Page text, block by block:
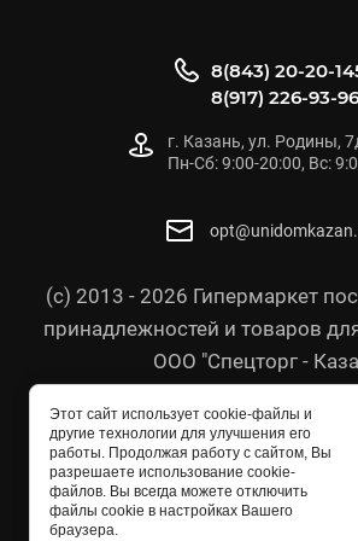
(с) 2013 - 2026 Гипермаркет
принадлежностей и товаров
ООО "Спецторг -
Согласие на обработку
Политика в отношении
8(843) 20-20-
8(917) 226-93-96
г. Казань, ул. Родины,
Пн-Сб: 9:00-20:00, Вс:
Этот сайт использует cookie-файлы и
другие технологии для улучшения его
работы. Продолжая работу с сайтом, Вы
разрешаете использование cookie-
файлов. Вы всегда можете отключить
файлы cookie в настройках Вашего
браузера.